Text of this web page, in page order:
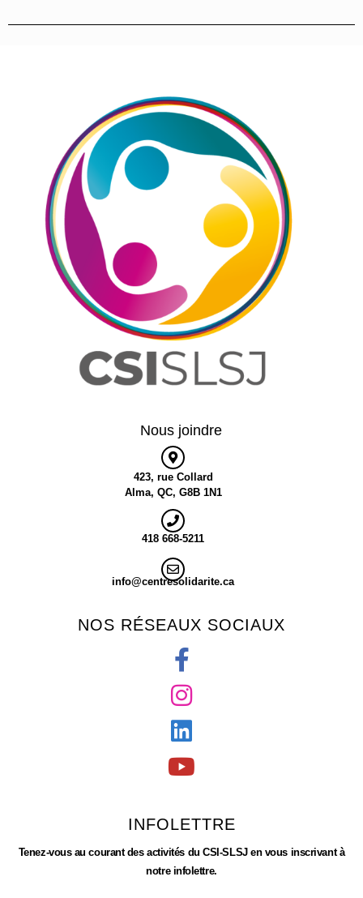
Nous joindre
423, rue Collard
Alma, QC, G8B 1N1
418 668-5211
info@centresolidarite.ca
NOS RÉSEAUX SOCIAUX
INFOLETTRE
Tenez-vous au courant des activités du CSI-SLSJ en vous inscrivant à
notre infolettre.